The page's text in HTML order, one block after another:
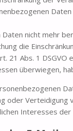
nicht mehr
die
21 Abs. 1
überwiegen,
oder
Interesses